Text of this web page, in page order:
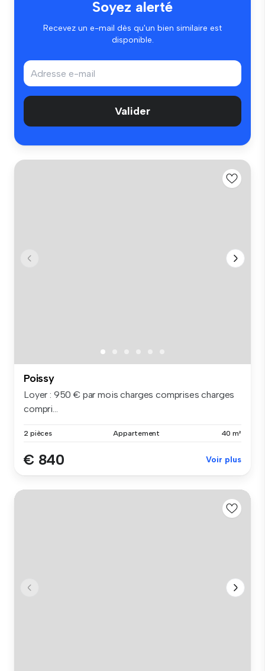
Soyez alerté
Recevez un e-mail dès qu'un bien similaire est
disponible.
Valider
Poissy
Loyer : 950 € par mois charges comprises charges
compri...
2 pièces Appartement 40 m²
€ 840 Voir plus